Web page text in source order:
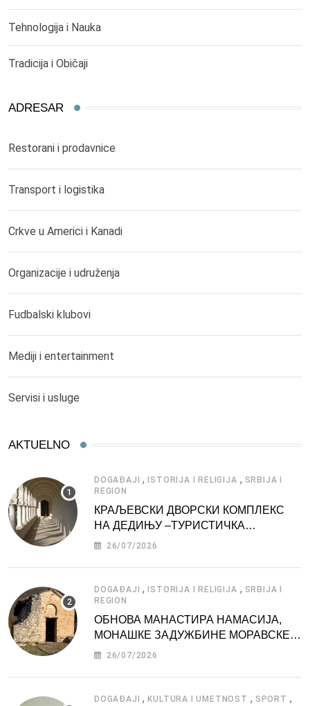
Tehnologija i Nauka
Tradicija i Običaji
ADRESAR
Restorani i prodavnice
Transport i logistika
Crkve u Americi i Kanadi
Organizacije i udruženja
Fudbalski klubovi
Mediji i entertainment
Servisi i usluge
AKTUELNO
DOGAĐAJI , ISTORIJA I RELIGIJA , SRBIJA I
REGION
КРАЉЕВСКИ ДВОРСКИ КОМПЛЕКС
НА ДЕДИЊУ –ТУРИСТИЧКА
АТРАКЦИЈА
26/07/2026
DOGAĐAJI , ISTORIJA I RELIGIJA , SRBIJA I
REGION
ОБНОВА МАНАСТИРА НАМАСИЈА,
МОНАШКЕ ЗАДУЖБИНЕ МОРАВСКЕ
СРБИЈЕ
26/07/2026
DOGAĐAJI ,KULTURA I UMETNOST , SPORT ,